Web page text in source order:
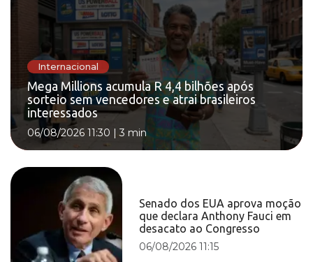
Internacional
Mega Millions acumula R 4,4 bilhões após
sorteio sem vencedores e atrai brasileiros
interessados
06/08/2026 11:30 |3 min
Senado dos EUA aprova moção
que declara Anthony Fauci em
desacato ao Congresso
06/08/2026 11:15